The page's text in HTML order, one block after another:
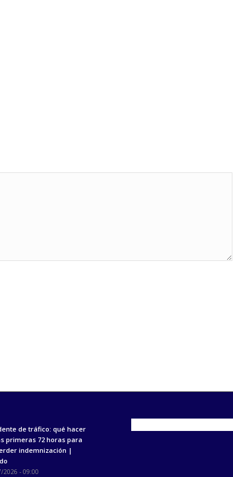
de tráfico: qué hacer
primeras 72 horas para
indemnización |
2026 - 09:00